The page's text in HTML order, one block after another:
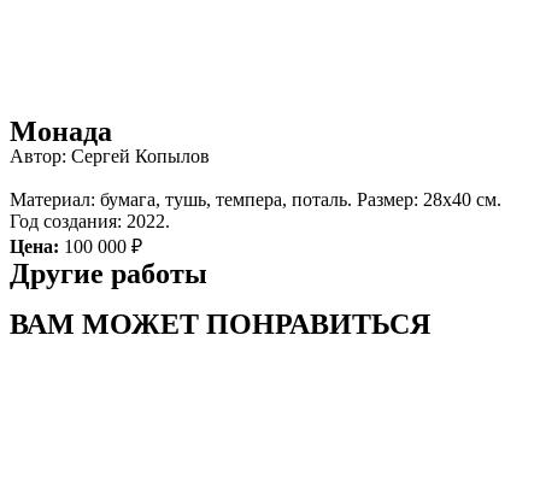
Монада
Автор: Сергей Копылов
Материал: бумага, тушь, темпера, поталь. Размер: 28х40 см.
Год создания: 2022.
Цена: 100 000 ₽
Другие работы
ВАМ МОЖЕТ ПОНРАВИТЬСЯ